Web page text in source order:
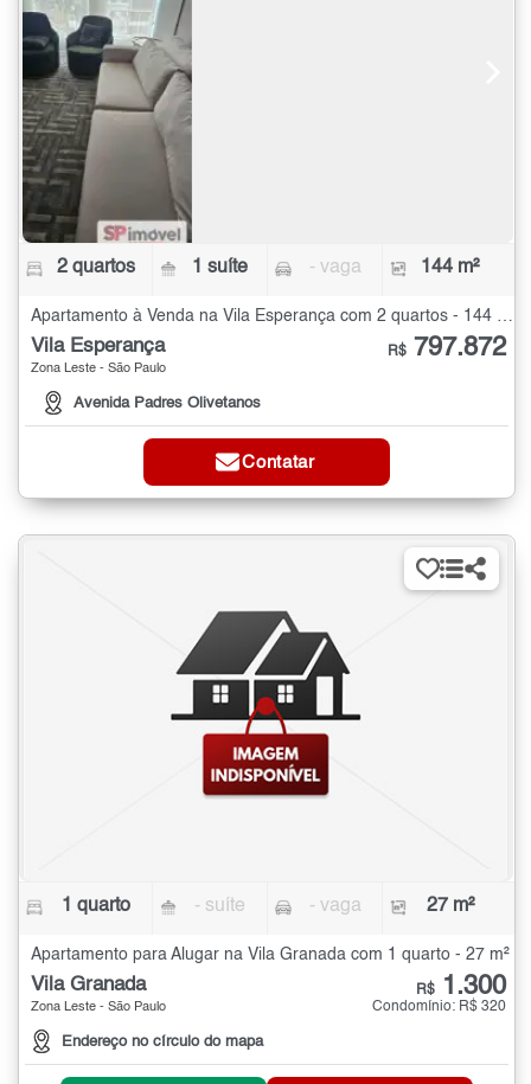
2 quartos 1 suíte - vaga 144 m²
Vila Esperança
Zona Leste - São Paulo
Avenida Padres Olivetanos
R$ 797.872
Contatar
1 quarto - suíte - vaga 27 m²
Apartamento para Alugar na Vila Granada com 1 quarto - 27 m²
Vila Granada
Zona Leste - São Paulo
Endereço no círculo do mapa
R$ 1.300
Condomínio: R$ 320